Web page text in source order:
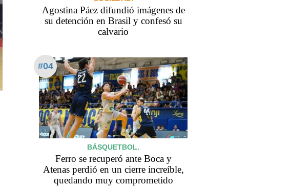
Agostina Páez difundió imágenes de
su detención en Brasil y confesó su
calvario
#04
BÁSQUETBOL.
Ferro se recuperó ante Boca y
Atenas perdió en un cierre increíble,
quedando muy comprometido